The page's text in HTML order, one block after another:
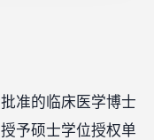
准的临床医学博士
予硕士学位授权单